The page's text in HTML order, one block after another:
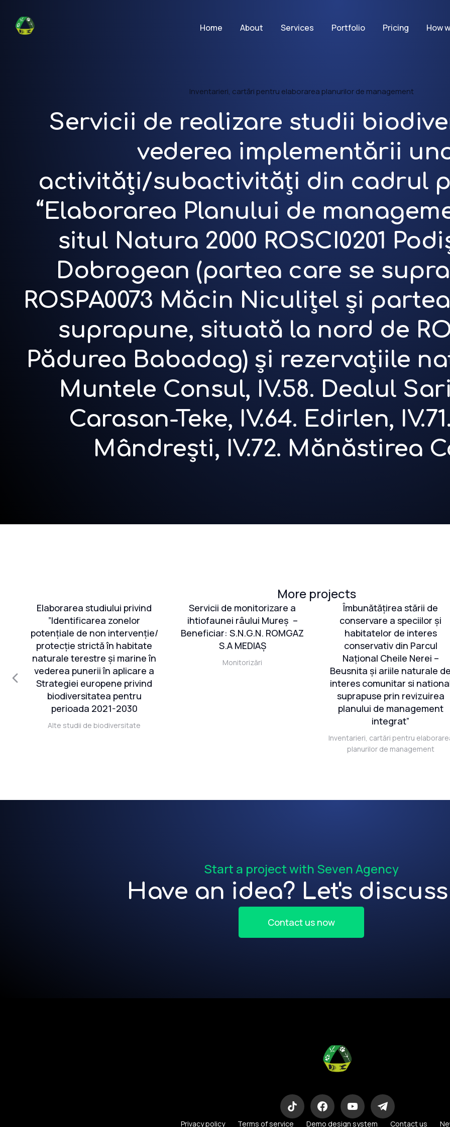
Home About Services Portfolio Pricing How
Inventarieri, cartări pentru elaborarea planurilor de management
Servicii de realizare studii
vederea implementării
activități/subactivități din cadrul
“Elaborarea Planului de
situl Natura 2000 ROSCI0201
Dobrogean (partea care se
ROSPA0073 Măcin Niculițel și
suprapune, situată la nord de
Pădurea Babadag) și rezervațiile
Muntele Consul, IV.58. Dealul
Carasan-Teke, IV.64. Edirlen,
Mândrești, IV.72. Mănăstirea
More projects
Elaborarea studiului privind
”Identificarea zonelor
potențiale de non intervenție/
protecție strictă în habitate
naturale terestre și marine în
vederea punerii în aplicare a
Strategiei europene privind
biodiversitatea pentru
perioada 2021-2030
Alte studii de biodiversitate
Servicii de monitorizare a
ihtiofaunei râului Mureș –
Beneficiar: S.N.G.N. ROMGAZ
S.A MEDIAŞ
Monitorizări
Îmbunătățirea stării de
conservare a speciilor și
habitatelor de interes
conservativ din Parcul
Național Cheile Nerei –
Beusnita și ariile naturale de
interes comunitar si
suprapuse prin revizuirea
planului de management
integrat”
Inventarieri, cartări pentru
planurilor de management
Start a project with Seven Agency
Have an idea? Let's
Contact us now
Privacy policy Terms of service Demo design system Contact us